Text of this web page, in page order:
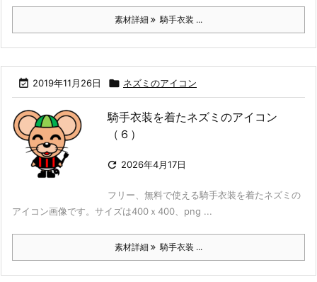
素材詳細 騎手衣装 ...
 2019年11月26日  ネズミのアイコン
騎手衣装を着たネズミのアイコン
（６）
 2026年4月17日
フリー、無料で使える騎手衣装を着たネズミの
アイコン画像です。サイズは400ｘ400、png ...
素材詳細 騎手衣装 ...